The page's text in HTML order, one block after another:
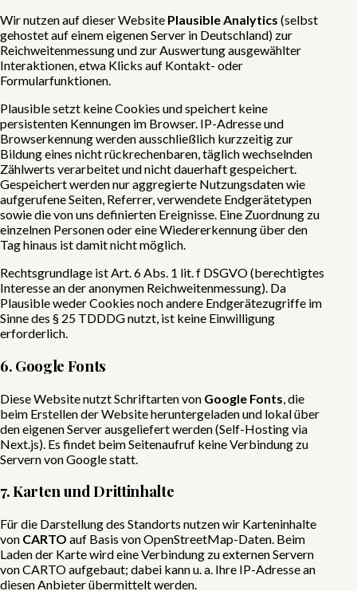
Wir nutzen auf dieser Website Plausible Analytics (selbst
gehostet auf einem eigenen Server in Deutschland) zur
Reichweitenmessung und zur Auswertung ausgewählter
Interaktionen, etwa Klicks auf Kontakt- oder
Formularfunktionen.
Plausible setzt keine Cookies und speichert keine
persistenten Kennungen im Browser. IP-Adresse und
Browserkennung werden ausschließlich kurzzeitig zur
Bildung eines nicht rückrechenbaren, täglich wechselnden
Zählwerts verarbeitet und nicht dauerhaft gespeichert.
Gespeichert werden nur aggregierte Nutzungsdaten wie
aufgerufene Seiten, Referrer, verwendete Endgerätetypen
sowie die von uns definierten Ereignisse. Eine Zuordnung zu
einzelnen Personen oder eine Wiedererkennung über den
Tag hinaus ist damit nicht möglich.
Rechtsgrundlage ist Art. 6 Abs. 1 lit. f DSGVO (berechtigtes
Interesse an der anonymen Reichweitenmessung). Da
Plausible weder Cookies noch andere Endgerätezugriffe im
Sinne des § 25 TDDDG nutzt, ist keine Einwilligung
erforderlich.
6. Google Fonts
Diese Website nutzt Schriftarten von Google Fonts , die
beim Erstellen der Website heruntergeladen und lokal über
den eigenen Server ausgeliefert werden (Self-Hosting via
Next.js). Es findet beim Seitenaufruf keine Verbindung zu
Servern von Google statt.
7. Karten und Drittinhalte
Für die Darstellung des Standorts nutzen wir Karteninhalte
von CARTO auf Basis von OpenStreetMap-Daten. Beim
Laden der Karte wird eine Verbindung zu externen Servern
von CARTO aufgebaut; dabei kann u. a. Ihre IP-Adresse an
diesen Anbieter übermittelt werden.